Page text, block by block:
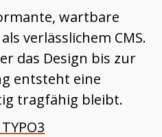
wartbare
verlässlichem CMS.
das Design bis zur
entsteht eine
tragfähig bleibt.